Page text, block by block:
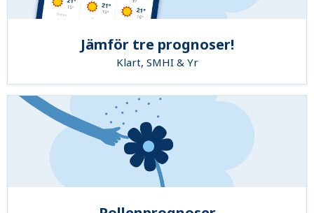
Jämför tre prognoser!
Klart, SMHI & Yr